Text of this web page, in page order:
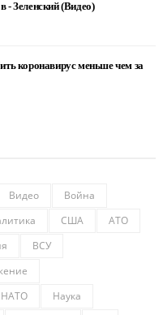
- Зеленский (Видео)
коронавирус меньше чем за
Видео
Война
США
АТО
ВСУ
НАТО
Наука